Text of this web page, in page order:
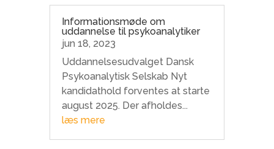
Informationsmøde om
uddannelse til psykoanalytiker
jun 18, 2023
Uddannelsesudvalget Dansk
Psykoanalytisk Selskab Nyt
kandidathold forventes at starte
august 2025. Der afholdes...
læs mere